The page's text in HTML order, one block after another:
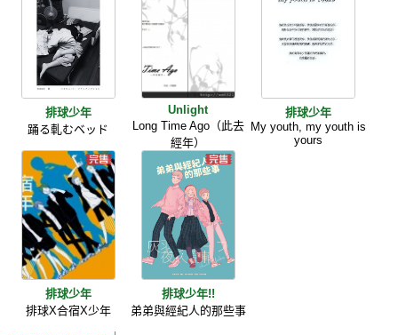
排球少年
踊る軋むベッド
Unlight
Long Time Ago（此去
經年）
排球少年
My youth, my youth is
yours
排球少年
排球X合宿X少年
排球少年!!
弟弟與經紀人的那些事